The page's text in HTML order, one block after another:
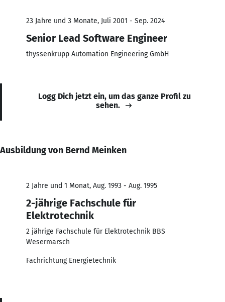
23 Jahre und 3 Monate, Juli 2001 - Sep. 2024
Senior Lead Software Engineer
thyssenkrupp Automation Engineering GmbH
Logg Dich jetzt ein, um das ganze Profil zu
sehen.
Ausbildung von Bernd Meinken
2 Jahre und 1 Monat, Aug. 1993 - Aug. 1995
2-jährige Fachschule für
Elektrotechnik
2 jährige Fachschule für Elektrotechnik BBS
Wesermarsch
Fachrichtung Energietechnik